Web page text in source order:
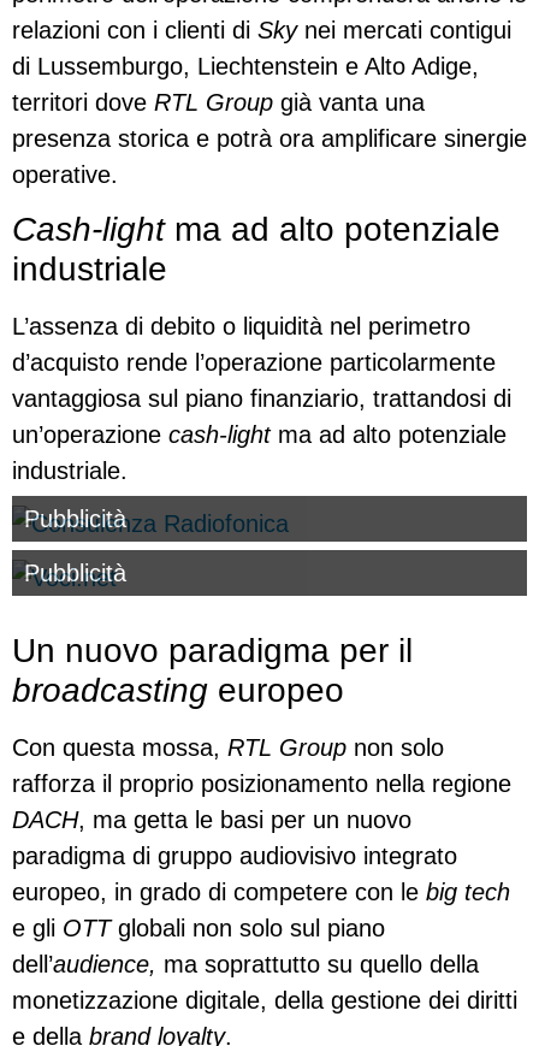
relazioni con i clienti di Skynei mercati contigui
di Lussemburgo, Liechtenstein e Alto Adige,
territori dove RTL Group già vanta una
presenza storica e potrà ora amplificare sinergie
operative.
Cash-lightma ad alto potenziale
industriale
L’assenza di debito o liquidità nel perimetro
d’acquisto rende l’operazione particolarmente
vantaggiosa sul piano finanziario, trattandosi di
un’operazione cash-lightma ad alto potenziale
industriale.
Pubblicità
Pubblicità
Un nuovo paradigma per il
broadcasting europeo
Con questa mossa, RTL Group non solo
rafforza il proprio posizionamento nella regione
DACH, ma getta le basi per un nuovo
paradigma di gruppo audiovisivo integrato
europeo, in grado di competere con le big tech
e gli OTTglobali non solo sul piano
dell’audience, ma soprattutto su quello della
monetizzazione digitale, della gestione dei diritti
e della brand loyalty.